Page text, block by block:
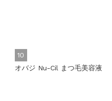
オバジ Nu-Cil まつ毛美容液